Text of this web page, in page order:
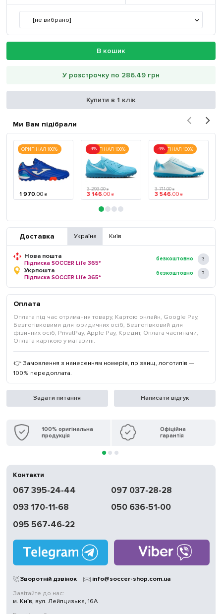
[не вибрано]
В кошик
У розстрочку по 286.49 грн
Купити в 1 клік
Ми Вам підібрали
ОРИГІНАЛ 100%
1 970. 00 ₴
ОРИГІНАЛ 100%
-4%
3 293.00 ₴
3 146 .00 ₴
ОРИГІНАЛ 100%
-4%
3 711.00 ₴
3 546 00 ₴
Доставка Україна Київ
Нова пошта
Підписка SOCCER Life 365*
безкоштовно
Укрпошта
Підписка SOCCER Life 365*
безкоштовно
Оплата
Оплата під час отримання товару, Картою онлайн, Google Pay,
Безготівковими для юридичних осіб, Безготівковий для
фізичних осіб, PrivatPay, Apple Pay, Кредит, Оплата частинами,
Оплата карткою у магазині.
👉 Замовлення з нанесенням номерів, прізвищ, логотипів —
100% передоплата.
Задати питання Написати відгук
100% оригінальна
продукція
Офіційна
гарантія
Контакти
067 395-24-44
097 037-28-28
093 170-11-68
050 636-51-00
095 567-46-22
Зворотній дзвінок
info@soccer-shop.com.ua
Завітайте до нас:
м. Київ, вул. Лейпцизька, 16А